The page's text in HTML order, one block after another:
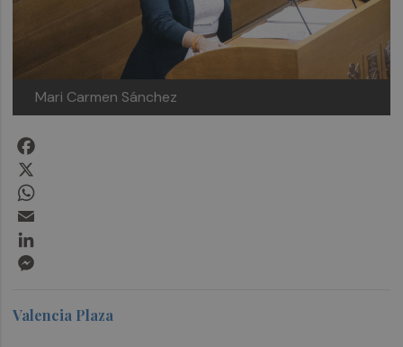
Mari Carmen Sánchez
Valencia Plaza